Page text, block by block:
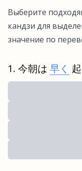
Выберите
кандзи для
значение по
今朝は 早く